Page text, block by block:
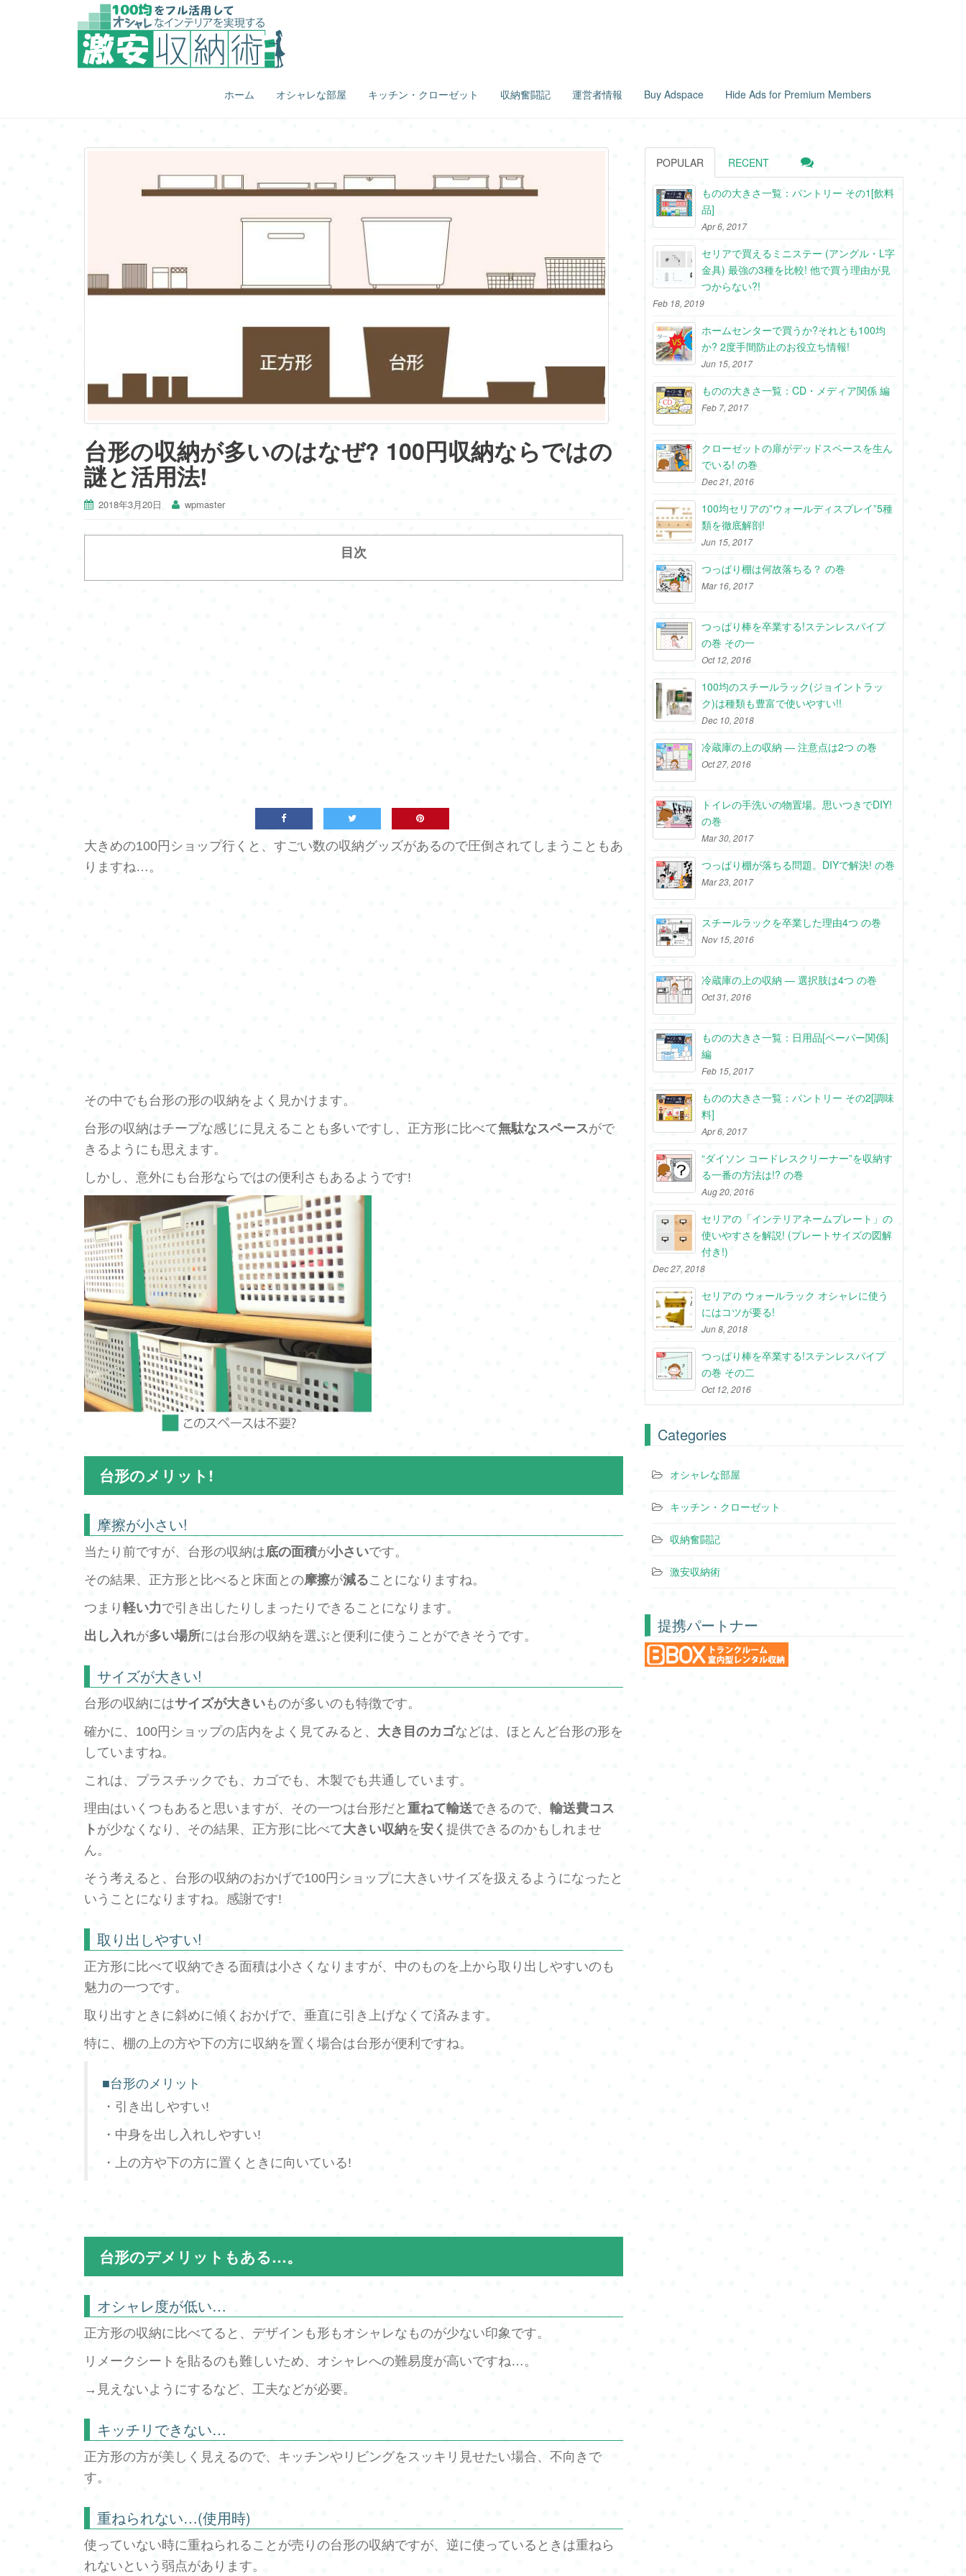
ホーム オシャレな部屋 キッチン・クローゼット 収納奮闘記 運営者情報 Buy Adspace Hide Ads for Premium Members
台形の収納が多いのはなぜ? 100円収納ならではの
謎と活用法!
2018年3月20日 wpmaster
目次
大きめの100円ショップ行くと、すごい数の収納グッズがあるので圧倒されてしまうこともあ
りますね…。
その中でも台形の形の収納をよく見かけます。
台形の収納はチープな感じに見えることも多いですし、正方形に比べて無駄なスペースがで
きるようにも思えます。
しかし、意外にも台形ならではの便利さもあるようです!
台形のメリット!
摩擦が小さい!
当たり前ですが、台形の収納は底の面積が小さいです。
その結果、正方形と比べると床面との摩擦が減ることになりますね。
つまり 軽い力で引き出したりしまったりできることになります。
出し入れが多い場所には台形の収納を選ぶと便利に使うことができそうです。
サイズが大きい!
台形の収納にはサイズが大きいものが多いのも特徴です。
確かに、100円ショップの店内をよく見てみると、 大き目のカゴなどは、ほとんど台形の形を
していますね。
これは、プラスチックでも、カゴでも、木製でも共通しています。
理由はいくつもあると思いますが、その一つは台形だと 重ねて輸送できるので、 輸送費コス
ト が少なくなり、その結果、正方形に比べて大きい収納を安く 提供できるのかもしれませ
ん。
そう考えると、台形の収納のおかげで100円ショップに大きいサイズを扱えるようになったと
いうことになりますね。感謝です!
取り出しやすい!
正方形に比べて収納できる面積は小さくなりますが、中のものを上から取り出しやすいのも
魅力の一つです。
取り出すときに斜めに傾くおかげで、垂直に引き上げなくて済みます。
特に、棚の上の方や下の方に収納を置く場合は台形が便利ですね。
■台形のメリット
・引き出しやすい!
・中身を出し入れしやすい!
・上の方や下の方に置くときに向いている!
台形のデメリットもある…。
オシャレ度が低い…
正方形の収納に比べてると、デザインも形もオシャレなものが少ない印象です。
リメークシートを貼るのも難しいため、オシャレへの難易度が高いですね…。
→見えないようにするなど、工夫などが必要。
キッチリできない…
正方形の方が美しく見えるので、キッチンやリビングをスッキリ見せたい場合、不向きで
す。
重ねられない…(使用時)
使っていない時に重ねられることが売りの台形の収納ですが、逆に使っているときは重ねら
れないという弱点があります。
POPULAR RECENT
ものの大きさ一覧：パントリー その1[飲料
品]
Apr 6, 2017
セリアで買えるミニステー (アングル・L字
金具) 最強の3種を比較! 他で買う理由が見
つからない?!
Feb 18, 2019
ホームセンターで買うか?それとも100均
か? 2度手間防止のお役立ち情報!
Jun 15, 2017
ものの大きさ一覧：CD・メディア関係 編
Feb 7, 2017
クローゼットの扉がデッドスペースを生ん
でいる! の巻
Dec 21, 2016
100均セリアの”ウォールディスプレイ”5種
類を徹底解剖!
Jun 15, 2017
つっぱり棚は何故落ちる？ の巻
Mar 16, 2017
つっぱり棒を卒業する!ステンレスパイプ
の巻 その一
Oct 12, 2016
100均のスチールラック(ジョイントラッ
ク)は種類も豊富で使いやすい!!
Dec 10, 2018
冷蔵庫の上の収納 ― 注意点は2つ の巻
Oct 27, 2016
トイレの手洗いの物置場。思いつきでDIY!
の巻
Mar 30, 2017
つっぱり棚が落ちる問題。DIYで解決! の巻
Mar 23, 2017
スチールラックを卒業した理由4つ の巻
Nov 15, 2016
冷蔵庫の上の収納 ― 選択肢は4つ の巻
Oct 31, 2016
ものの大きさ一覧：日用品[ペーパー関係]
編
Feb 15, 2017
ものの大きさ一覧：パントリー その2[調味
料]
Apr 6, 2017
“ダイソン コードレスクリーナー”を収納す
る一番の方法は!? の巻
Aug 20, 2016
セリアの「インテリアネームプレート」の
使いやすさを解説! (プレートサイズの図解
付き!)
Dec 27, 2018
セリアの ウォールラック オシャレに使う
にはコツが要る!
Jun 8, 2018
つっぱり棒を卒業する!ステンレスパイプ
の巻 その二
Oct 12, 2016
Categories
オシャレな部屋
キッチン・クローゼット
収納奮闘記
激安収納術
提携パートナー